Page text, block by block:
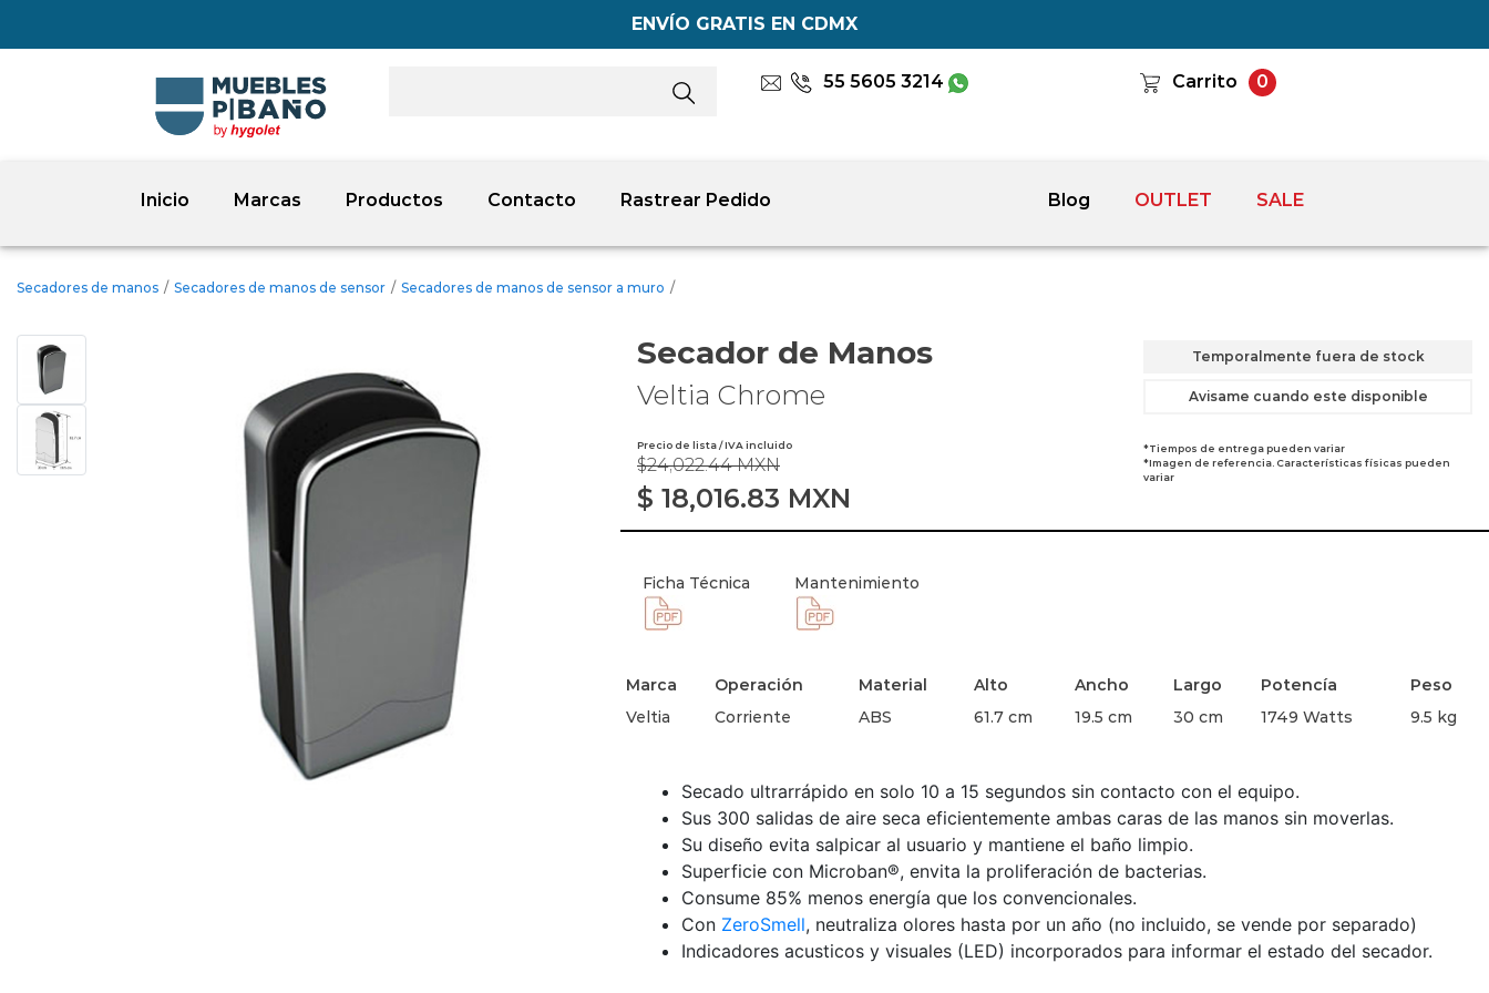
ENVÍO GRATIS EN CDMX
55 5605 3214 Carrito 0
Inicio Marcas Productos Contacto Rastrear Pedido Blog OUTLET SALE
Secadores de manos / Secadores de manos de sensor / Secadores de manos de sensor a muro /
Secador de Manos
Veltia Chrome
Precio de lista / IVA incluido
$24,022.44 MXN
$ 18,016.83 MXN
Temporalmente fuera de stock
Avisame cuando este disponible
*Tiempos de entrega pueden variar
*Imagen de referencia. Características físicas pueden
variar
Ficha Técnica Mantenimiento
Marca Operación Material Alto Ancho Largo Potencía
Peso
Veltia
Corriente ABS 61.7 cm 19.5 cm 30 cm 1749 Watts 9.5 kg
Secado ultrarrápido en solo 10 a 15 segundos sin contacto con el equipo.
Sus 300 salidas de aire seca eficientemente ambas caras de las manos sin moverlas.
Su diseño evita salpicar al usuario y mantiene el baño limpio.
Superficie con Microban®, envita la proliferación de bacterias.
Consume 85% menos energía que los convencionales.
Con ZeroSmell, neutraliza olores hasta por un año (no incluido, se vende por separado)
Indicadores acusticos y visuales (LED) incorporados para informar el estado del secador.